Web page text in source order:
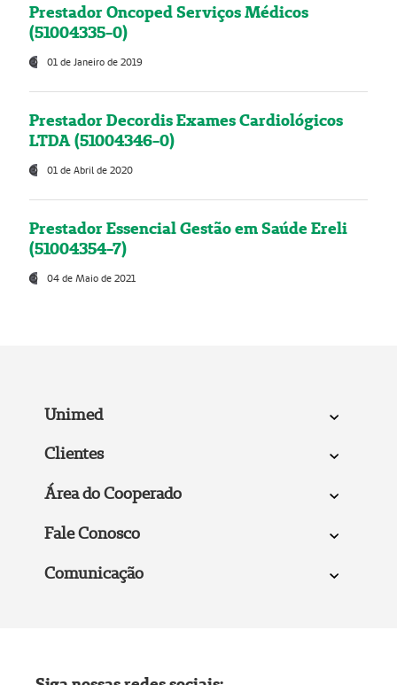
Prestador Oncoped Serviços Médicos
(51004335-0)
01 de Janeiro de 2019
Prestador Decordis Exames Cardiológicos
LTDA (51004346-0)
01 de Abril de 2020
Prestador Essencial Gestão em Saúde Ereli
(51004354-7)
04 de Maio de 2021
Unimed
Clientes
Área do Cooperado
Fale Conosco
Comunicação